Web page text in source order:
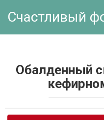
Счастливый
Обалденный